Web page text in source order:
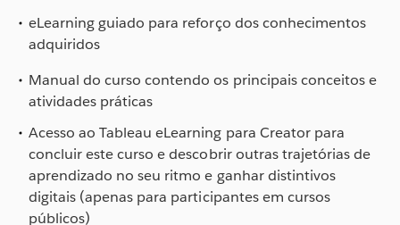
eLearning guiado para reforço dos conhecimentos
adquiridos
Manual do curso contendo os principais conceitos e
atividades práticas
Acesso ao Tableau eLearning para Creator para
concluir este curso e descobrir outras trajetórias de
aprendizado no seu ritmo e ganhar distintivos
digitais (apenas para participantes em cursos
públicos)